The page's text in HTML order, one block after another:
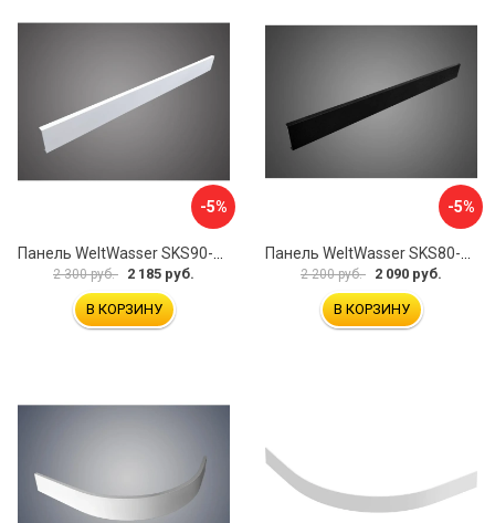
-5%
Панель WeltWasser SKS90-WT 10000004395
2 300 руб. 2 185 руб.
В КОРЗИНУ
-5%
Панель WeltWasser SKS80-BL 10000004423
2 200 руб. 2 090 руб.
В КОРЗИНУ